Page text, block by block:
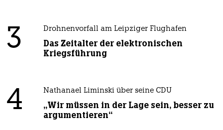
3 Drohnenvorfall am Leipziger Flughafen
Das Zeitalter der elektronischen
Kriegsführung
4 Nathanael Liminski über seine CDU
„Wir müssen in der Lage sein, besser zu
argumentieren“